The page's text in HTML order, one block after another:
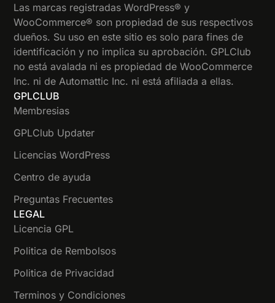
Las marcas registradas WordPress® y
WooCommerce® son propiedad de sus respectivos
dueños. Su uso en este sitio es solo para fines de
identificación y no implica su aprobación. GPLClub
no está avalada ni es propiedad de WooCommerce
Inc. ni de Automattic Inc. ni está afiliada a ellas.
GPLCLUB
Membresias
GPLClub Updater
Licencias WordPress
Centro de ayuda
Preguntas Frecuentes
LEGAL
Licencia GPL
Politica de Rembolsos
Politica de Privacidad
Terminos y Condiciones